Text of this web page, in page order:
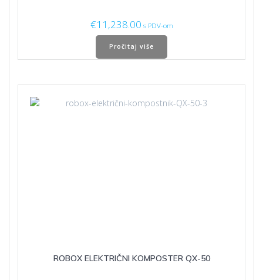
€11,238.00 s PDV-om
Pročitaj više
ROBOX ELEKTRIČNI KOMPOSTER QX-50